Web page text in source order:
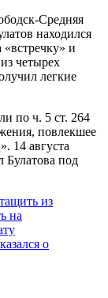
Средняя
находился
и
четырех
легкие
по ч. 5 ст. 264
повлекшее
14 августа
Булатова под
из
на
о